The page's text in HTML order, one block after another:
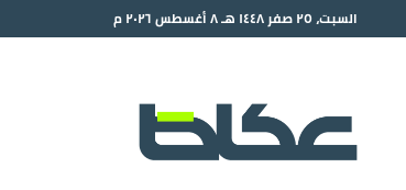
السبت، ٢٥ صفر ١٤٤٨ هـ ٨ أغسطس ٢٠٢٦ م